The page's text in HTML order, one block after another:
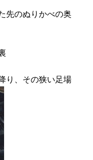
先のぬりかべの奥
り、その狭い足場